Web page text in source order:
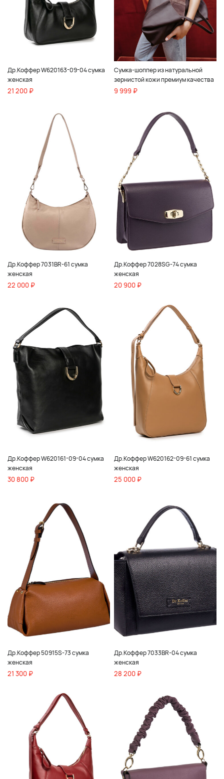
Др.Коффер W620163-09-04 сумка
женская
21 200 ₽
Сумка-шоппер из натуральной
зернистой кожи премиум качества
9 999 ₽
Др.Коффер 7031BR-61 сумка
женская
22 000 ₽
Др.Коффер 7028SG-74 сумка
женская
20 900 ₽
Др.Коффер W620161-09-04 сумка
женская
30 800 ₽
Др.Коффер W620162-09-61 сумка
женская
25 000 ₽
Др.Коффер 50915S-73 сумка
женская
21 300 ₽
Др.Коффер 7033BR-04 сумка
женская
28 200 ₽